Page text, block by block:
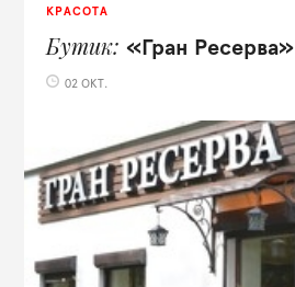
КРАСОТА
Бутик «Гран Ресерва»
02 ОКТ.